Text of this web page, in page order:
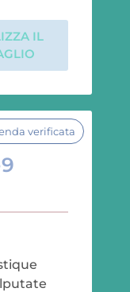
IL
verificata